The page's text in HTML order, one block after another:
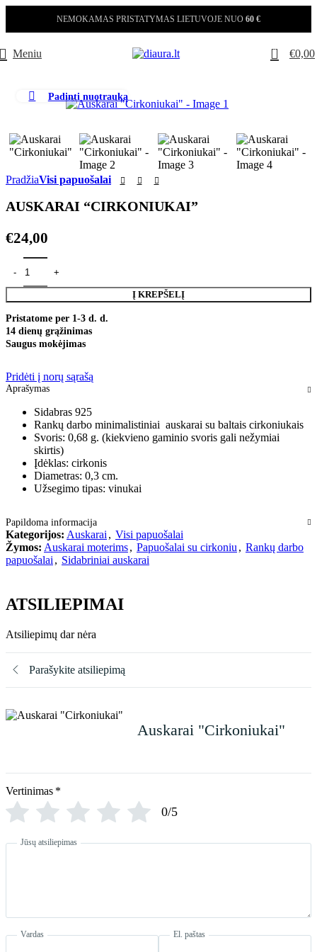
NEMOKAMAS PRISTATYMAS LIETUVOJE NUO 60 €
Meniu 0 €0,00
Padinti nuotrauką
PradžiaVisi papuošalai
AUSKARAI “CIRKONIUKAI”
€24,00
produkto kiekis: Auskarai "Cirkoniukai"
Į KREPŠELĮ
Pristatome per 1-3 d. d.
14 dienų grąžinimas
Saugus mokėjimas
Pridėti į norų sąrašą
Aprašymas
Sidabras 925
Rankų darbo minimalistiniai auskarai su baltais cirkoniukais
Svoris: 0,68 g. (kiekvieno gaminio svoris gali nežymiai
skirtis)
Įdėklas: cirkonis
Diametras: 0,3 cm.
Užsegimo tipas: vinukai
Papildoma informacija
Kategorijos: Auskarai , Visi papuošalai
Žymos: Auskarai moterims, Papuošalai su cirkoniu , Rankų darbo
papuošalai , Sidabriniai auskarai
ATSILIEPIMAI
Atsiliepimų dar nėra
Parašykite atsiliepimą
Auskarai "Cirkoniukai"
Vertinimas *
0/5
Jūsų atsiliepimas
Vardas El. paštas